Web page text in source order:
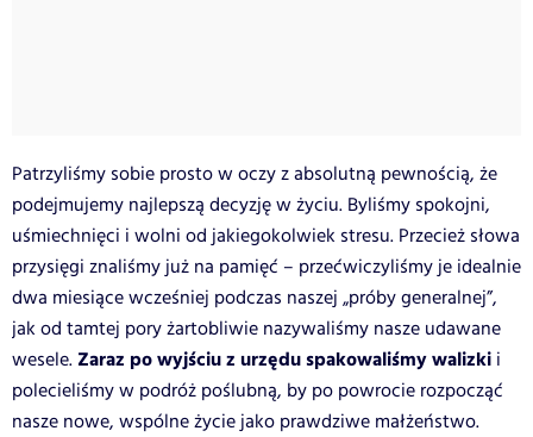
Patrzyliśmy sobie prosto w oczy z absolutną pewnością, że
podejmujemy najlepszą decyzję w życiu. Byliśmy spokojni,
uśmiechnięci i wolni od jakiegokolwiek stresu. Przecież słowa
przysięgi znaliśmy już na pamięć – przećwiczyliśmy je idealnie
dwa miesiące wcześniej podczas naszej „próby generalnej”,
jak od tamtej pory żartobliwie nazywaliśmy nasze udawane
wesele. Zaraz po wyjściu z urzędu spakowaliśmy walizki i
polecieliśmy w podróż poślubną, by po powrocie rozpocząć
nasze nowe, wspólne życie jako prawdziwe małżeństwo.